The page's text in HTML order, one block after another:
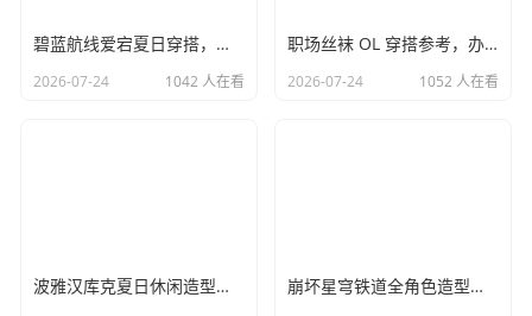
碧蓝航线爱宕夏日穿搭，和风休闲日常服饰搭配思路
2026-07-24 1042 人在看
职场丝袜 OL 穿搭参考，办公室知性简约搭配方案
2026-07-24 1052 人在看
波雅汉库克夏日休闲造型，海贼女帝日常穿搭设计思路 崩坏星穹铁道全角色造型汇总，仙舟星核阵营风格区分